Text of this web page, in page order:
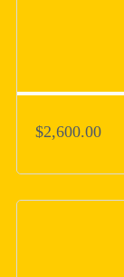
$2,600.00